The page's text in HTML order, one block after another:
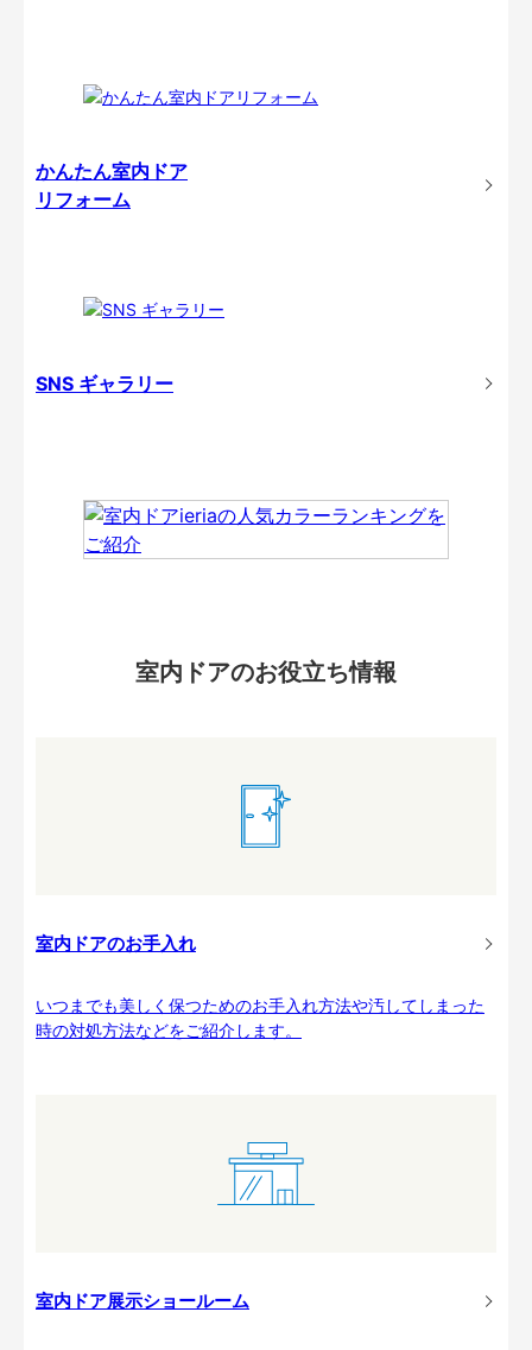
かんたん室内ドア
リフォーム
SNS ギャラリー
室内ドアのお役立ち情報
室内ドアのお手入れ
いつまでも美しく保つためのお手入れ方法や汚してしまった
時の対処方法などをご紹介します。
室内ドア展示ショールーム